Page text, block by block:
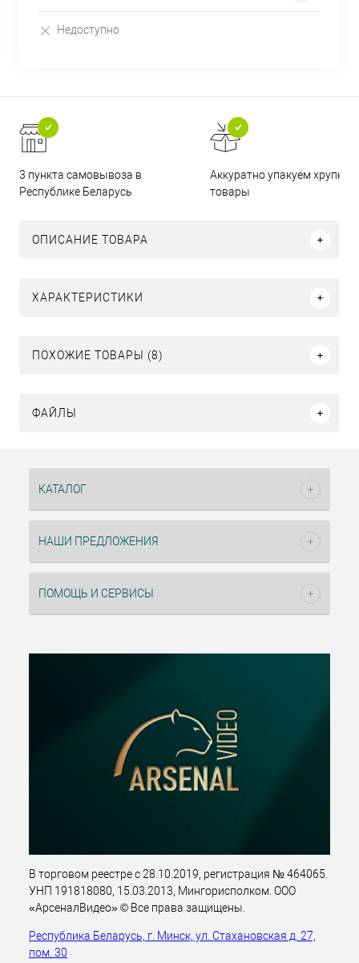
Недоступно
3 пункта самовывоза в
Республике Беларусь
Аккуратно упакуем хрупкие
товары
ОПИСАНИЕ ТОВАРА
ХАРАКТЕРИСТИКИ
ПОХОЖИЕ ТОВАРЫ (8)
ФАЙЛЫ
КАТАЛОГ
НАШИ ПРЕДЛОЖЕНИЯ
ПОМОЩЬ И СЕРВИСЫ
В торговом реестре с 28.10.2019, регистрация № 464065.
УНП 191818080, 15.03.2013, Мингорисполком. ООО
«АрсеналВидео» © Все права защищены.
Республика Беларусь, г. Минск, ул. Стахановская д. 27,
пом. 30